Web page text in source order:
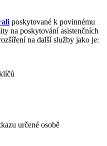
poskytované k povinnému
na poskytování asistenčních
na další služby jako je:
určené osobě